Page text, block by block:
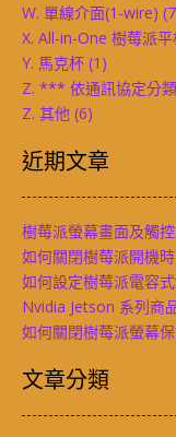
W. 單線介面(1-wire)
X. All-in-One 樹莓派
Y. 馬克杯 (1)
Z. *** 依通訊協定分
Z. 其他 (6)
近期文章
樹莓派螢幕畫面及觸
如何關閉樹莓派開機
如何設定樹莓派電容
Nvidia Jetson 系列商
如何關閉樹莓派螢幕
文章分類